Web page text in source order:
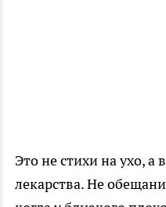
Это не стихи на ухо,
лекарства. Не